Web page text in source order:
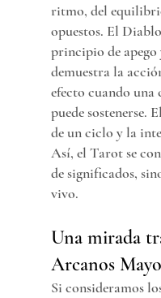
ritmo, del
opuestos. El
principio de
demuestra la
efecto cuando una
puede sostenerse.
de un ciclo y la
Así, el Tarot se
de significados,
vivo.
Una mirada
Arcanos
Si consideramos